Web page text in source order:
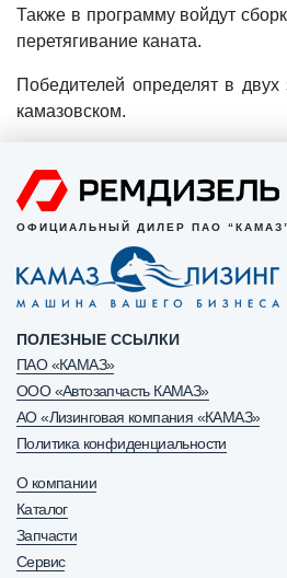
Также в программу войдут
перетягивание каната.
Победителей определят в двух
камазовском.
ОФИЦИАЛЬНЫЙ ДИЛЕР ПАО
ПОЛЕЗНЫЕ ССЫЛКИ
ПАО «КАМАЗ»
ООО «Автозапчасть КАМАЗ»
АО «Лизинговая компания «КАМАЗ»
Политика конфиденциальности
О компании
Каталог
Запчасти
Сервис